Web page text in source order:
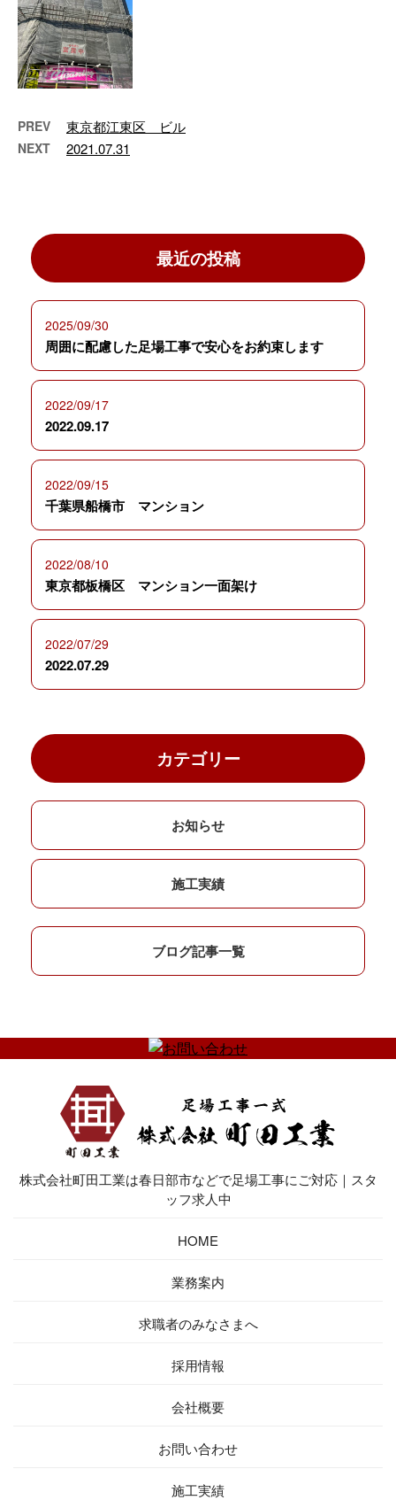
PREV 東京都江東区 ビル
NEXT 2021.07.31
最近の投稿
2025/09/30
周囲に配慮した足場工事で安心をお約束します
2022/09/17
2022.09.17
2022/09/15
千葉県船橋市 マンション
2022/08/10
東京都板橋区 マンション一面架け
2022/07/29
2022.07.29
カテゴリー
お知らせ
施工実績
ブログ記事一覧
株式会社町田工業は春日部市などで足場工事にご対応｜スタ
ッフ求人中
HOME
業務案内
求職者のみなさまへ
採用情報
会社概要
お問い合わせ
施工実績